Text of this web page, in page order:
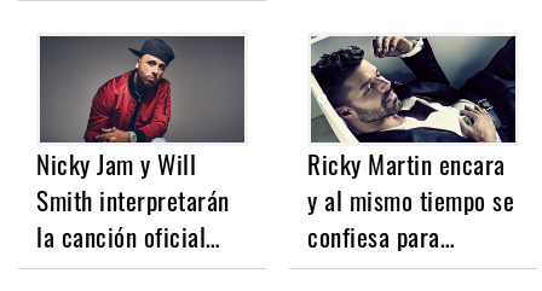
Nicky Jam y Will
Smith interpretarán
la canción oficial…
Ricky Martin encara
y al mismo tiempo se
confiesa para…